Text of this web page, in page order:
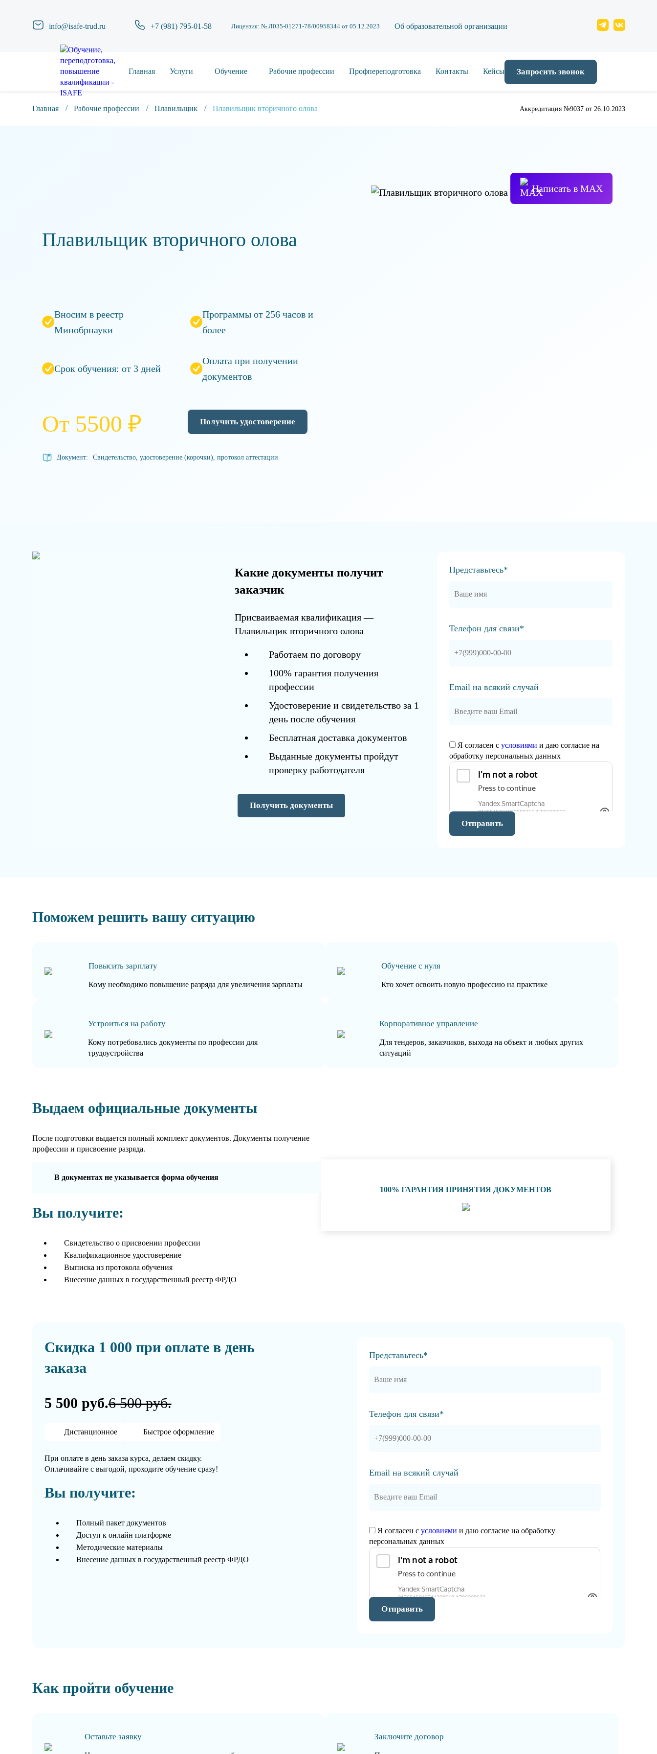
info@isafe-trud.ru +7 (981) 795-01-58 Лицензия: № Л035-01271-78/00958344 от 05.12.2023 Об образовательной организации
Главная Услуги Обучение Рабочие профессии Профпереподготовка Контакты Кейсы Запросить звонок
Главная Рабочие профессии Плавильщик Плавильщик вторичного олова Аккредитация №9037 от 26.10.2023
Плавильщик вторичного олова
Вносим в реестр
Минобрнауки
Программы от 256 часов и
более
Срок обучения: от 3 дней
Оплата при получении
документов
От 5500 ₽ Получить удостоверение
Написать в МАХ
Документ: Свидетельство, удостоверение (корочки), протокол аттестации
Какие документы получит
заказчик
Присваиваемая квалификация —
Плавильщик вторичного олова
Работаем по договору
100% гарантия получения
профессии
Удостоверение и свидетельство за 1
день после обучения
Бесплатная доставка документов
Выданные документы пройдут
проверку работодателя
Получить документы
Представьтесь*
Телефон для связи*
Email на всякий случай
Я согласен сусловиями и даю согласие на
обработку персональных данных
Отправить
Поможем решить вашу ситуацию
Повысить зарплату
Кому необходимо повышение разряда для увеличения зарплаты
Обучение с нуля
Кто хочет освоить новую профессию на практике
Устроиться на работу
Кому потребовались документы по профессии для
трудоустройства
Корпоративное управление
Для тендеров, заказчиков, выхода на объект и любых других
ситуаций
Выдаем официальные документы
После подготовки выдается полный комплект документов. Документы получение
профессии и присвоение разряда.
В документах не указывается форма обучения
Вы получите:
Свидетельство о присвоении профессии
Квалификационное удостоверение
Выписка из протокола обучения
Внесение данных в государственный реестр ФРДО
100% ГАРАНТИЯ ПРИНЯТИЯ ДОКУМЕНТОВ
Скидка 1 000 при оплате в день
заказа
5 500 руб.6 500 руб.
Дистанционное Быстрое оформление
При оплате в день заказа курса, делаем скидку.
Оплачивайте с выгодой, проходите обучение сразу!
Вы получите:
Полный пакет документов
Доступ к онлайн платформе
Методические материалы
Внесение данных в государственный реестр ФРДО
Представьтесь*
Телефон для связи*
Email на всякий случай
Я согласен сусловиями и даю согласие на обработку
персональных данных
Отправить
Как пройти обучение
Оставьте заявку Заключите договор